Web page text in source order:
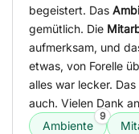
begeistert. Das
gemütlich. Die
aufmerksam, und
etwas, von Forelle
alles war lecker. Das
auch. Vielen Dank
Ambiente
9